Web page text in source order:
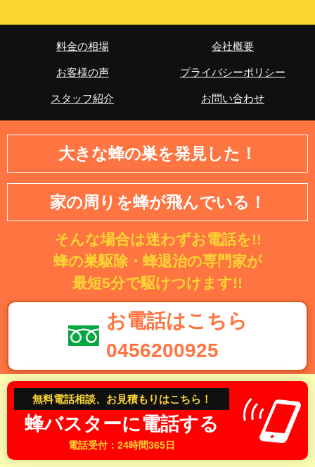
【東京都】中央区、港区、新宿区、文京区、台東区、墨田
区、江東区、品川区、目黒区、大田区、世田谷区、渋谷
馬区、足立区、葛飾区、江戸川区、八王子市、立川市、武
市、小金井市、小平市、日野市、東村山市、国分寺市、国
立市、福生市、狛江市、東大和市、清瀬市、東久留米市、
京市、西多摩郡瑞穂町、西多摩郡日の出町、西多摩郡檜原
村、西多摩郡奥多摩町
【神奈川県】横浜市・鶴見区・神奈川区・西区・中区・南
区・保土ケ谷区・磯子区・金沢区・港北区・戸塚区・港南
区・旭区・緑区・瀬谷区・栄区・泉区・青葉区・都筑区・
川崎市・川崎区・幸区・中原区・高津区・多摩区・宮前
区・麻生区・相模原市・緑区・中央区・南区・横須賀市・
平塚市・鎌倉市・藤沢市・小田原市・茅ヶ崎市・逗子市・
三浦市・秦野市・厚木市・大和市・伊勢原市・海老名市・
座間市・南足柄市・綾瀬市・葉山町・寒川町・大磯町・二
宮町・中井町・大井町・松田町・山北町・開成町・箱根
町・真鶴町・湯河原町・愛川町・清川村
【千葉県】千葉市・中央区・花見川区・稲毛区・若葉区・
緑区・美浜区・銚子市・市川市・船橋市・館山市・木更津
市・松戸市・野田市・茂原市・成田市・佐倉市・東金市・
旭市・習志野市・柏市・勝浦市・市原市・流山市・八千代
市・我孫子市・鴨川市・鎌ケ谷市・君津市・富津市・浦安
料金の相場 会社概要
お客様の声 プライバシーポリシー
スタッフ紹介 お問い合わせ
大きな蜂の巣を発見した！
家の周りを蜂が飛んでいる！
そんな場合は迷わずお電話を!!
蜂の巣駆除・蜂退治の専門家が
最短5分で駆けつけます!!
お電話はこちら
0456200925
上記ボタンをタップいただくと電話が掛けれます。
24時間対応、通話料金は無料です。
見積もり無料! お客様からの高評価多数
無料電話相談、お見積もりはこちら！
蜂バスターに電話する
電話受付：24時間365日